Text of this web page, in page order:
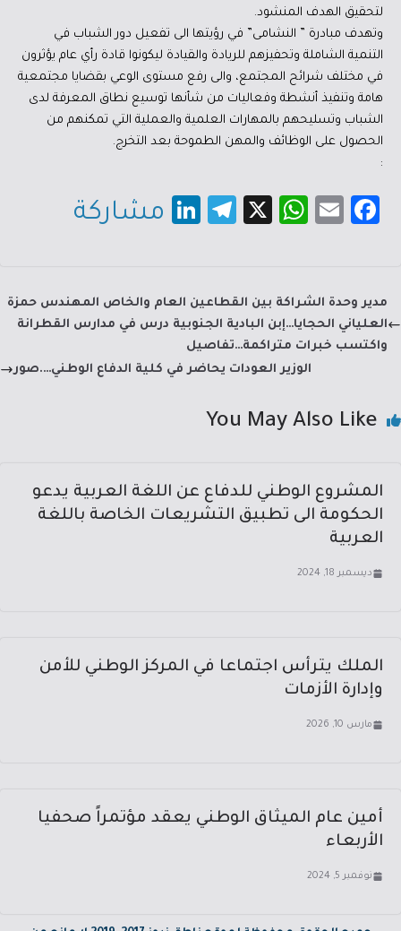
لتحقيق الهدف المنشود.
وتهدف مبادرة ” النشامى” في رؤيتها الى تفعيل دور الشباب في
التنمية الشاملة وتحفيزهم للريادة والقيادة ليكونوا قادة رأي عام يؤثرون
في مختلف شرائح المجتمع، والى رفع مستوى الوعي بقضايا مجتمعية
هامة وتنفيذ أنشطة وفعاليات من شأنها توسيع نطاق المعرفة لدى
الشباب وتسليحهم بالمهارات العلمية والعملية التي تمكنهم من
الحصول على الوظائف والمهن الطموحة بعد التخرج.
:
Fa
b
o
ok
E
W
sA
p
p
X
Te
a
m
Li
dI
n
مشاركة
مدير وحدة الشراكة بين القطاعين العام والخاص المهندس حمزة
العلياني الحجايا…إبن البادية الجنوبية درس في مدارس القطرانة
واكتسب خبرات متراكمة…تفاصيل
الوزير العودات يحاضر في كلية الدفاع الوطني….صور
You May Also Like
المشروع الوطني للدفاع عن اللغة العربية يدعو
الحكومة الى تطبيق التشريعات الخاصة باللغة
العربية
ديسمبر 18, 2024
الملك يترأس اجتماعا في المركز الوطني للأمن
وإدارة الأزمات
مارس 10, 2026
أمين عام الميثاق الوطني يعقد مؤتمراً صحفيا
الأربعاء
نوفمبر 5, 2024